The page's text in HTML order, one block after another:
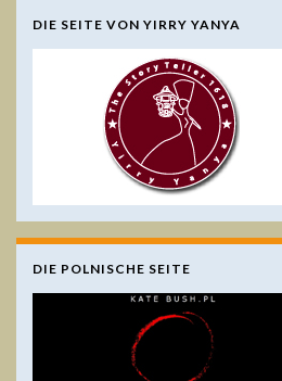
DIE SEITE VON YIRRY YANYA
DIE POLNISCHE SEITE